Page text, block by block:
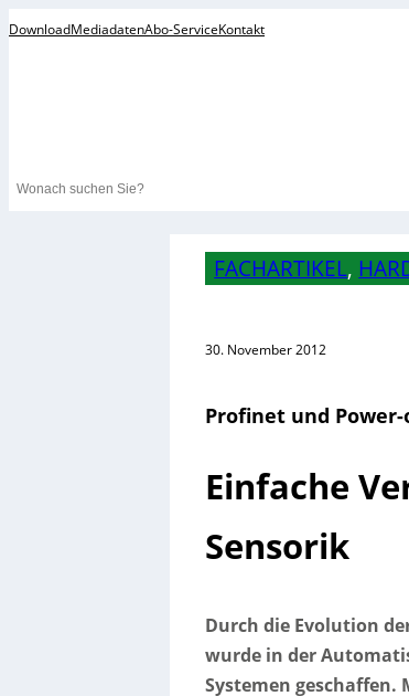
DownloadMediadatenAbo-ServiceKontakt
Search
FACHARTIKEL,
30. November 2012
Profinet und
Einfache
Sensorik
Durch die Evolution
wurde in der
Systemen geschaffen.